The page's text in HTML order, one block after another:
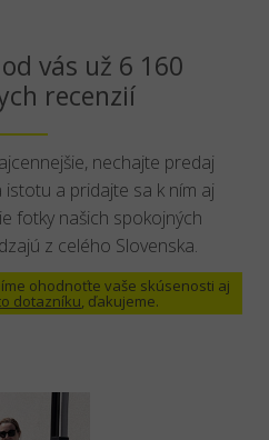
vás už 6 160
recenzií
nechajte predaj
a pridajte sa k ním aj
fotky našich spokojných
z celého Slovenska.
ohodnoťte vaše skúsenosti aj
dotazníku, ďakujeme.